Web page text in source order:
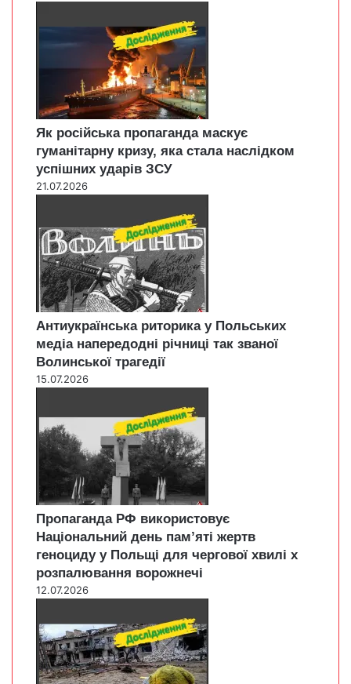
Як російська пропаганда маскує
гуманітарну кризу, яка стала наслідком
успішних ударів ЗСУ
21.07.2026
Антиукраїнська риторика у Польських
медіа напередодні річниці так званої
Волинської трагедії
15.07.2026
Пропаганда РФ використовує
Національний день пам’яті жертв
геноциду у Польщі для чергової хвилі х
розпалювання ворожнечі
12.07.2026